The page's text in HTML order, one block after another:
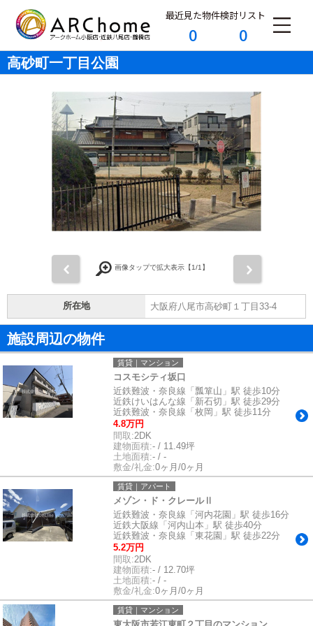
最近見た物件
0
検討リスト
0
高砂町一丁目公園
画像タップで拡大表示【1/1】
所在地 大阪府八尾市高砂町１丁目33-4
施設周辺の物件
賃貸｜マンション
コスモシティ坂口
近鉄難波・奈良線「瓢箪山」駅 徒歩10分
近鉄けいはんな線「新石切」駅 徒歩29分
近鉄難波・奈良線「枚岡」駅 徒歩11分
4.8万円
間取:2DK
建物面積:- / 11.49坪
土地面積:- / -
敷金/礼金:0ヶ月/0ヶ月
賃貸｜アパート
メゾン・ド・クレールⅡ
近鉄難波・奈良線「河内花園」駅 徒歩16分
近鉄大阪線「河内山本」駅 徒歩40分
近鉄難波・奈良線「東花園」駅 徒歩22分
5.2万円
間取:2DK
建物面積:- / 12.70坪
土地面積:- / -
敷金/礼金:0ヶ月/0ヶ月
賃貸｜マンション